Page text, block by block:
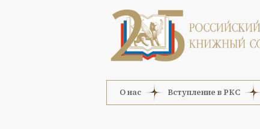
О нас Вступление в РКС